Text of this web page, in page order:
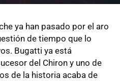
ya han pasado por el aro
de tiempo que lo
Bugatti ya está
del Chiron y uno de
de la historia acaba de